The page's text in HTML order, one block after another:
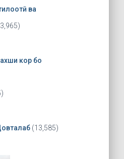
ва
кор бо
(13,585)